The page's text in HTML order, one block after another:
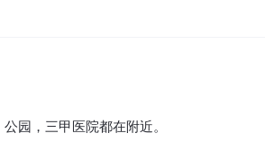
园，三甲医院都在附近。